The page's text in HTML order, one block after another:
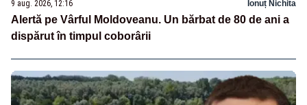
9 aug. 2026, 12:16 Ionuț Nichita
Alertă pe Vârful Moldoveanu. Un bărbat de 80 de ani a
dispărut în timpul coborârii